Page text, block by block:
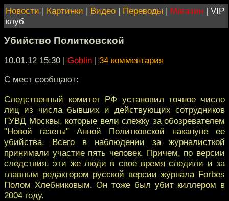
Новости | Картинки | Видео | Переводы | Магазин | VIP
клуб
Убийство Политковской
10.01.12 15:30 | Goblin | 34 комментария
С мест сообщают:
Следственный комитет РФ установил точное число
лиц из числа бывших и действующих сотрудников
ГУВД Москвы, которые вели слежку за обозревателем
"Новой газеты" Анной Политковской накануне ее
убийства. Всего в наблюдении за журналисткой
принимали участие пять человек. Причем, по версии
следствия, эти же люди в свое время следили и за
главным редактором русской версии журнала Forbes
Полом Хлебниковым. Он тоже был убит киллером в
2004 году.